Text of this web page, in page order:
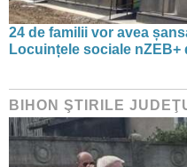
24 de familii vor avea
Locuințele sociale
BIHON ŞTIRILE